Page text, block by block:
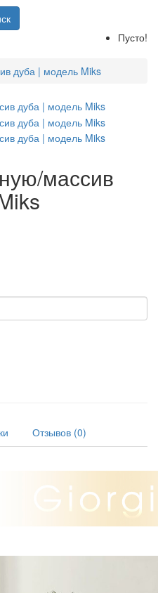
Пусто!
дуба | модель Miks
массив
Отзывов (0)